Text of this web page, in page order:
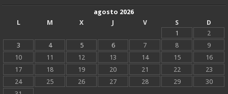
agosto 2026
L
M X J V S
D
1
2
3
4 5 6 7 8
9
10
11 12 13 14 15
16
17
18 19 20 21 22
23
24
25 26 27 28 29
30